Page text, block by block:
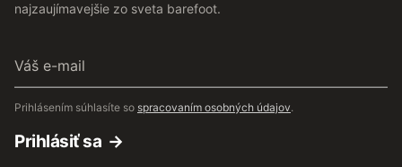
najzaujímavejšie zo sveta barefoot.
e-
mail
Prihlásením súhlasíte so spracovaním osobných údajov.
Prihlásiť sa